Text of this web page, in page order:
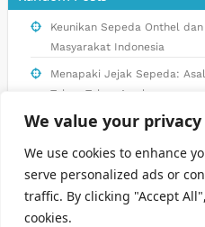
We value your privacy
We use cookies to enhance
serve personalized ads or
traffic. By clicking "Accept
cookies.
Keunikan Sepeda Onthel
Masyarakat Indonesia
Menapaki Jejak Sepeda:
Tahun-Tahun Awal
Harga Sepeda Listrik di
Pentingnya Merawat
Solusi Mudah untuk
yang Boros Bahan Bakar